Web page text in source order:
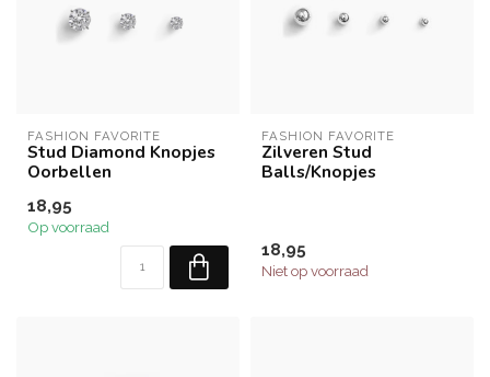
FASHION FAVORITE
Stud Diamond Knopjes
Oorbellen
18,95
Op voorraad
FASHION FAVORITE
Zilveren Stud
Balls/Knopjes
18,95
Niet op voorraad